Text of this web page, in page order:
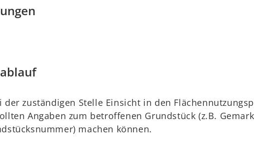
der zuständigen Stelle Einsicht in den
Angaben zum betroffenen Grundstück (z.B.
machen können.